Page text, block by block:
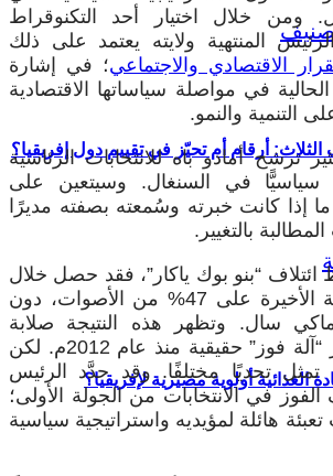
أرقام أم تحيّز في تقييم دول إفريقيا؟
الغذائية أولوية مصيرية لإفريقيا؟
ومن خلال اختيار أحد التكنوقراط
المنتهية ولايته يعتمد على ذلك
الاقتصادي والاجتماعي؛ في إشارة
في مواصلة سياساتها الاقتصادية
التنمية والنمو.
ترشح أمادو باه للانتخابات الرئاسية
جدلًا سياسيًّا في السنغال. وسيتعين على
ما إذا كانت خبرته وسُمعته بصفته مديرًا
بالتغيير.
“بنو بوك ياكار”، فقد حصل خلال
الانتخابات التشريعية الأخيرة على 47% من الأصوات، دون
سال. وتظهر هذه النتيجة صلابة
الائتلاف، الذي يعتبر “آلة فوز” حقيقية منذ عام 2012م. لكن
تمثل تحديًا مختلفًا. وقد حدَّد الرئيس
الفوز في الانتخابات من الجولة الأولى؛
هائلة لمؤيديه واستراتيجية سياسية